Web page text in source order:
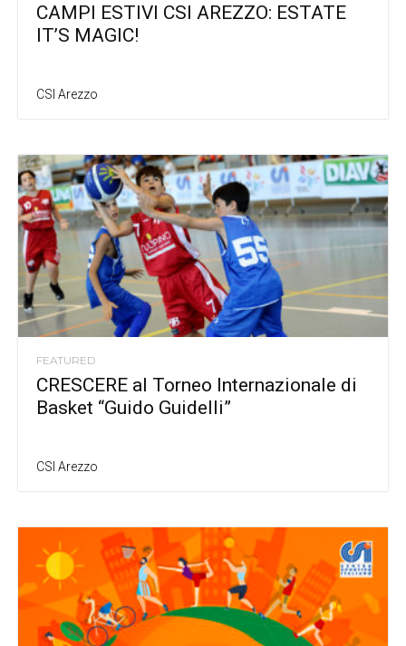
CAMPI ESTIVI CSI AREZZO: ESTATE
IT’S MAGIC!
CSI Arezzo
FEATURED
CRESCERE al Torneo Internazionale di
Basket “Guido Guidelli”
CSI Arezzo